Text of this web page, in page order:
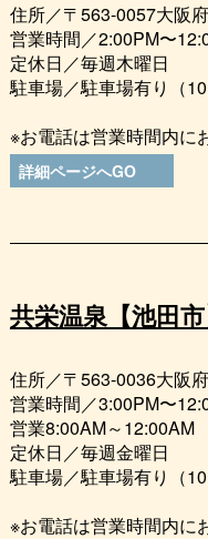
住所／〒563-0057大阪
営業時間／2:00PM〜
定休日／毎週木曜日
駐車場／駐車場有り（10
※お電話は営業時間内に
詳細ページへGO
共栄温泉【池田市
住所／〒563-0036大阪
営業時間／3:00PM〜
営業8:00AM～12:00AM
定休日／毎週金曜日
駐車場／駐車場有り（10
※お電話は営業時間内に